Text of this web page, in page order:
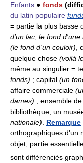
Enfants ● fonds
du latin populaire
= partie la plus basse
d'un lac, le fond d'une
(le fond d'un couloir),
quelque chose (voilà
même au singulier =
fonds) ; capital (un
affaire commerciale
dames) ; ensemble
bibliothèque, un
nationale). Remarque
orthographiques d'un
objet, partie
sont différenciés